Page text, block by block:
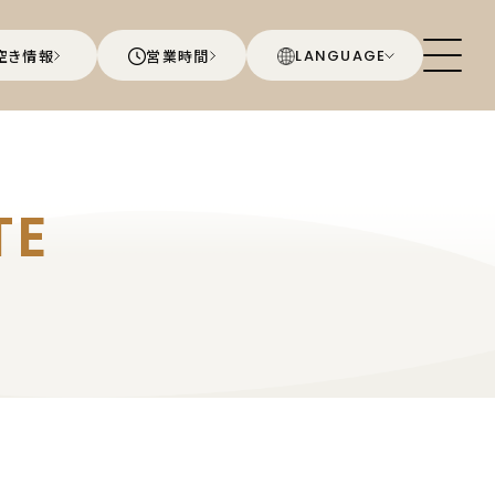
き情報 営業時間 LANGUAGE